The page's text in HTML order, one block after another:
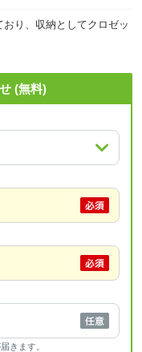
り、収納としてクロゼッ
(無料)
きます。